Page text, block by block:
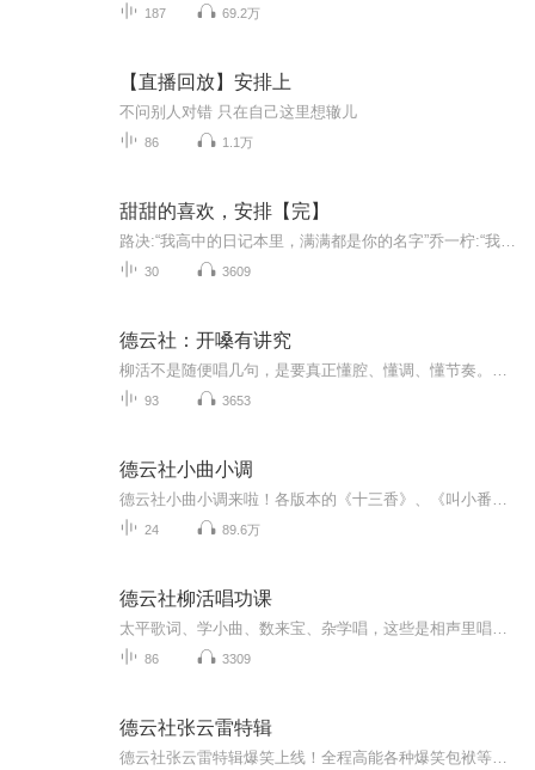
187 69.2万
【直播回放】安排上
不问别人对错 只在自己这里想辙儿
86 1.1万
甜甜的喜欢，安排【完】
30 3609
德云社：开嗓有讲究
93 3653
德云社小曲小调
24 89.6万
德云社柳活唱功课
86 3309
德云社张云雷特辑